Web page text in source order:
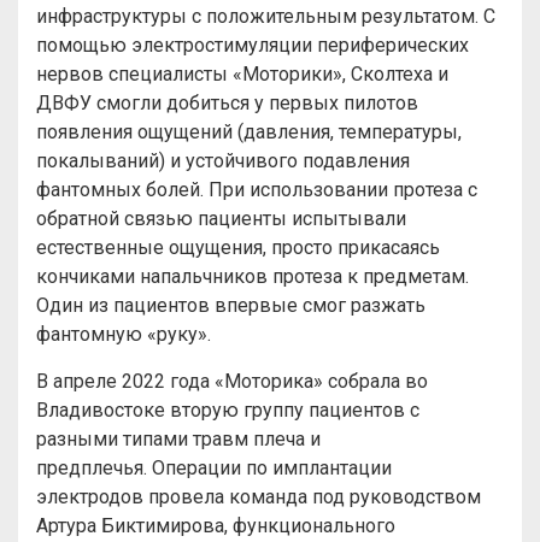
инфраструктуры с положительным результатом. С
помощью электростимуляции периферических
нервов специалисты «Моторики», Сколтеха и
ДВФУ смогли добиться у первых пилотов
появления ощущений (давления, температуры,
покалываний) и устойчивого подавления
фантомных болей. При использовании протеза с
обратной связью пациенты испытывали
естественные ощущения, просто прикасаясь
кончиками напальчников протеза к предметам.
Один из пациентов впервые смог разжать
фантомную «руку».
В апреле 2022 года «Моторика» собрала во
Владивостоке вторую группу пациентов с
разными типами травм плеча и
предплечья. Операции по имплантации
электродов провела команда под руководством
Артура Биктимирова, функционального